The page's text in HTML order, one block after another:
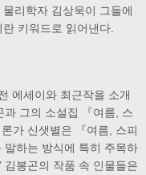
리학자 김상욱이 그들에
키워드로 읽어낸다.
에세이와 최근작을 소개
그의 소설집 『여름, 스
가 신샛별은 『여름, 스피
말하는 방식에 특히 주목하
김봉곤의 작품 속 인물들은